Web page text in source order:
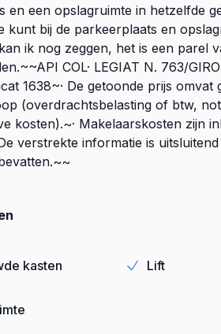
en een opslagruimte in hetzelfde
kunt bij de parkeerplaats en
ik nog zeggen, het is een parel
COL· LEGIAT N. 763/
1638~· De getoonde prijs
(overdrachtsbelasting of btw,
kosten).~· Makelaarskosten zijn
verstrekte informatie is
kasten Lift